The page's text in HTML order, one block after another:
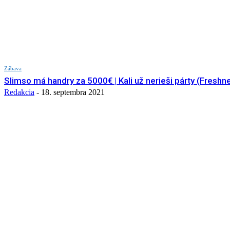
Zábava
Slimso má handry za 5000€ | Kali už nerieši párty
Redakcia - 18. septembra 2021